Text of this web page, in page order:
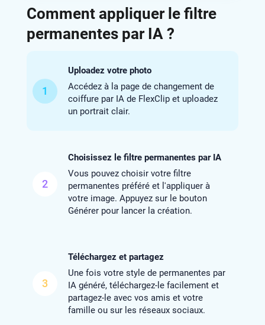
Comment appliquer le filtre
permanentes par IA ?
1
Uploadez votre photo
Accédez à la page de changement de
coiffure par IA de FlexClip et uploadez
un portrait clair.
2
Choisissez le filtre permanentes par IA
Vous pouvez choisir votre filtre
permanentes préféré et l'appliquer à
votre image. Appuyez sur le bouton
Générer pour lancer la création.
3
Téléchargez et partagez
Une fois votre style de permanentes par
IA généré, téléchargez-le facilement et
partagez-le avec vos amis et votre
famille ou sur les réseaux sociaux.